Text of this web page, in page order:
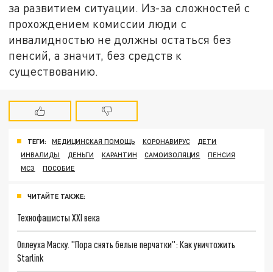
за развитием ситуации. Из-за сложностей с
прохождением комиссии люди с
инвалидностью не должны остаться без
пенсий, а значит, без средств к
существованию.
ТЕГИ: МЕДИЦИНСКАЯ ПОМОЩЬ КОРОНАВИРУС
ДЕТИ
ИНВАЛИДЫ
ДЕНЬГИ КАРАНТИН САМОИЗОЛЯЦИЯ
ПЕНСИЯ
МСЭ
ПОСОБИЕ
ЧИТАЙТЕ ТАКЖЕ:
Технофашисты XXI века
Оплеуха Маску. "Пора снять белые перчатки": Как уничтожить
Starlink